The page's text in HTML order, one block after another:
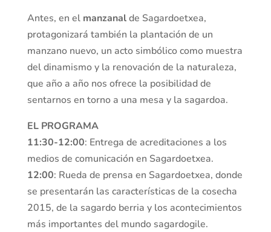
Antes, en el manzanalde Sagardoetxea,
protagonizará también la plantación de un
manzano nuevo, un acto simbólico como muestra
del dinamismo y la renovación de la naturaleza,
que año a año nos ofrece la posibilidad de
sentarnos en torno a una mesa y la sagardoa.
EL PROGRAMA
11:30-12:00: Entrega de acreditaciones a los
medios de comunicación en Sagardoetxea.
12:00: Rueda de prensa en Sagardoetxea, donde
se presentarán las características de la cosecha
2015, de la sagardo berria y los acontecimientos
más importantes del mundo sagardogile.